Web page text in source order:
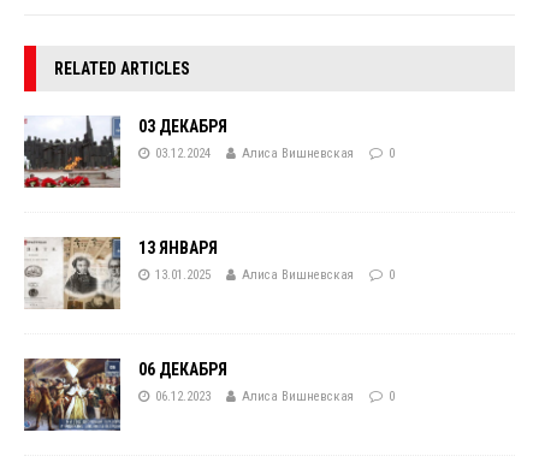
RELATED ARTICLES
03 ДЕКАБРЯ
03.12.2024 Алиса Вишневская 0
13 ЯНВАРЯ
13.01.2025 Алиса Вишневская 0
06 ДЕКАБРЯ
06.12.2023 Алиса Вишневская 0